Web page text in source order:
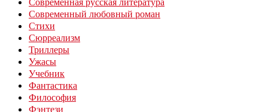
Современный любовный роман
Стихи
Сюрреализм
Триллеры
Ужасы
Учебник
Фантастика
Философия
Фэнтези